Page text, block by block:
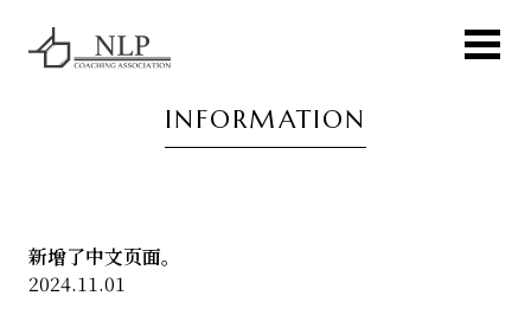
INFORMATION
新增了中文页面。
2024.11.01